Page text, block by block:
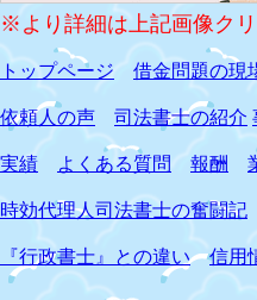
※より詳細は上記画像クリ
トップページ 借金問題の現
依頼人の声 司法書士の紹介
実績 よくある質問 報酬
時効代理人司法書士の奮闘記
『行政書士』との違い 信用